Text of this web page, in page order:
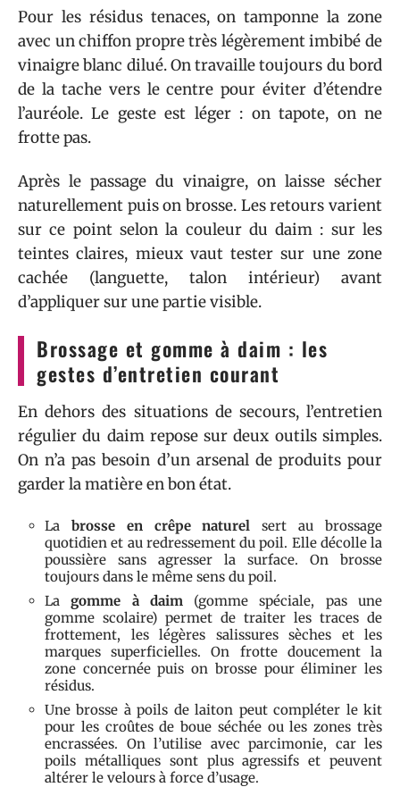
Pour les résidus tenaces, on tamponne la zone
avec un chiffon propre très légèrement imbibé de
vinaigre blanc dilué. On travaille toujours du bord
de la tache vers le centre pour éviter d’étendre
l’auréole. Le geste est léger : on tapote, on ne
frotte pas.
Après le passage du vinaigre, on laisse sécher
naturellement puis on brosse. Les retours varient
sur ce point selon la couleur du daim : sur les
teintes claires, mieux vaut tester sur une zone
cachée (languette, talon intérieur) avant
d’appliquer sur une partie visible.
Brossage et gomme à daim : les
gestes d’entretien courant
En dehors des situations de secours, l’entretien
régulier du daim repose sur deux outils simples.
On n’a pas besoin d’un arsenal de produits pour
garder la matière en bon état.
La brosse en crêpe naturel sert au brossage
quotidien et au redressement du poil. Elle décolle la
poussière sans agresser la surface. On brosse
toujours dans le même sens du poil.
Lagomme à daim (gomme spéciale, pas une
gomme scolaire) permet de traiter les traces de
frottement, les légères salissures sèches et les
marques superficielles. On frotte doucement la
zone concernée puis on brosse pour éliminer les
résidus.
Une brosse à poils de laiton peut compléter le kit
pour les croûtes de boue séchée ou les zones très
encrassées. On l’utilise avec parcimonie, car les
poils métalliques sont plus agressifs et peuvent
altérer le velours à force d’usage.